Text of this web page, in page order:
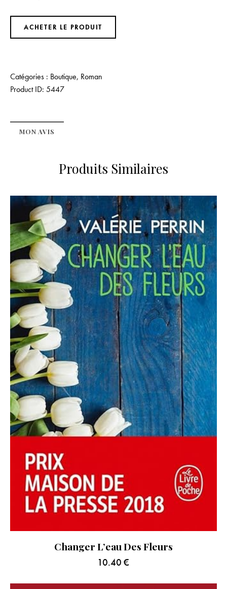
ACHETER LE PRODUIT
Catégories : Boutique, Roman
Product ID: 5447
MON AVIS
Produits Similaires
Changer L’eau Des Fleurs
10.40 €